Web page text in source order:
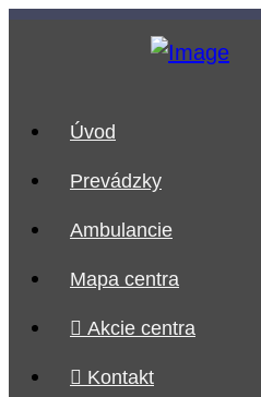
Úvod
Prevádzky
Ambulancie
Mapa centra
Akcie centra
Kontakt